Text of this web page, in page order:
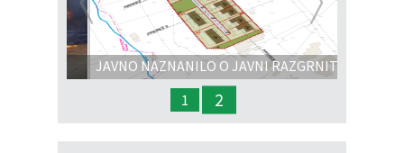
JAVNO NAZNANILO O JAVNI RAZGRNITVI
IN JAVNI OBRAVNAVI - OPPN na območju
OP8/009 – stanovanjsko območje Dobrava 3
Prejšnja
1 2